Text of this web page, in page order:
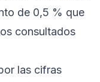
de 0,5 % que
consultados
las cifras